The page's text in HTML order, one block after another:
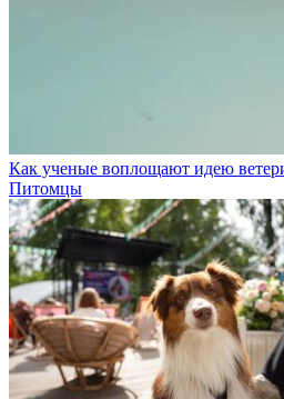
Как ученые воплощают идею
Питомцы